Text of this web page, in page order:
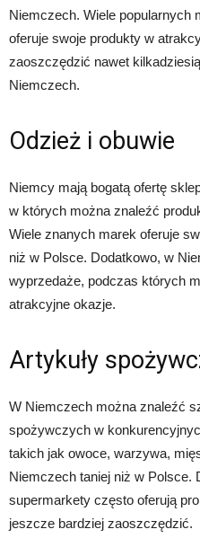
Niemczech. Wiele popularnych
oferuje swoje produkty w
zaoszczędzić nawet
Niemczech.
Odzież i obuwie
Niemcy mają bogatą ofertę
w których można znaleźć
Wiele znanych marek oferuje
niż w Polsce. Dodatkowo, w
wyprzedaże, podczas których
atrakcyjne okazje.
Artykuły
W Niemczech można znaleźć
spożywczych w
takich jak owoce, warzywa,
Niemczech taniej niż w Polsce.
supermarkety często oferują
jeszcze bardziej zaoszczędzić.